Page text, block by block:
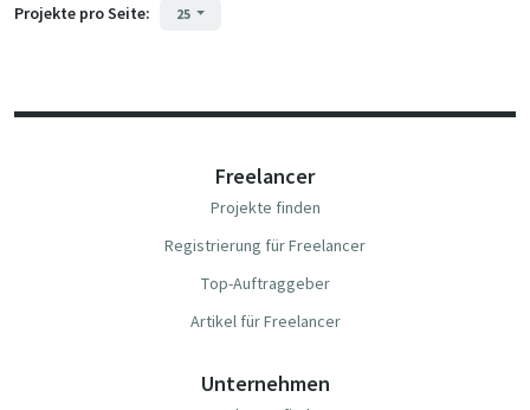
Projekte pro Seite: 25
Freelancer
Projekte finden
Registrierung für Freelancer
Top-Auftraggeber
Artikel für Freelancer
Unternehmen